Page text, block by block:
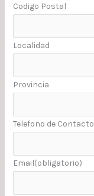
Codigo Postal
Localidad
Provincia
Telefono de Contacto
Email(obligatorio)